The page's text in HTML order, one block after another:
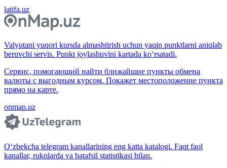
latifa.uz
Valyutani yuqori kursda almashtirish uchun yaqin punktlarni aniqlab
beruvchi servis. Punkt joylashuvini kartada ko‘rsatadi.
Сервис, помогающий найти ближайшие пункты обмена
валюты с выгодным курсом. Покажет местоположение пункта
прямо на карте.
onmap.uz
O‘zbekcha telegram kanallarining eng katta katalogi. Faqt faol
kanallar, ruknlarda va batafsil statistikasi bilan.